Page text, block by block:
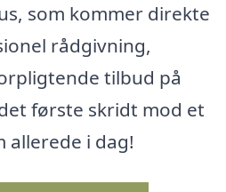
som kommer direkte
rådgivning,
tilbud på
første skridt mod et
allerede i dag!